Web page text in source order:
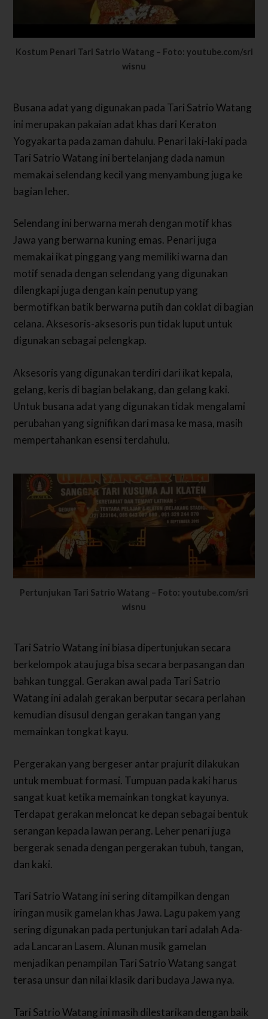
Kostum Penari Tari Satrio Watang – Foto: youtube.com/sri
wisnu
Busana adat yang digunakan pada Tari Satrio Watang
ini merupakan pakaian adat khas dari Keraton
Yogyakarta pada zaman dahulu. Penari laki-laki pada
Tari Satrio Watang ini bertelanjang dada namun
memakai selendang kecil yang menyambung juga ke
bagian leher.
Selendang ini berwarna merah dengan motif khas
Jawa yang berwarna kuning emas. Penari juga
memakai ikat pinggang yang memiliki warna dan
motif senada dengan selendang yang digunakan
dilengkapi juga dengan kain penutup yang
bermotifkan batik berwarna putih dan coklat di bagian
celana. Aksesoris-aksesoris pun tidak luput untuk
digunakan sebagai pelengkap.
Aksesoris yang digunakan terdiri dari ikat kepala,
gelang, keris di bagian belakang, dan gelang kaki.
Untuk busana adat yang digunakan tidak mengalami
perubahan yang signifikan dari masa ke masa, masih
mempertahankan esensi terdahulu.
Pertunjukan Tari Satrio Watang – Foto: youtube.com/sri
wisnu
Tari Satrio Watang ini biasa dipertunjukan secara
berkelompok atau juga bisa secara berpasangan dan
bahkan tunggal. Gerakan awal pada Tari Satrio
Watang ini adalah gerakan berputar secara perlahan
kemudian disusul dengan gerakan tangan yang
memainkan tongkat kayu.
Pergerakan yang bergeser antar prajurit dilakukan
untuk membuat formasi. Tumpuan pada kaki harus
sangat kuat ketika memainkan tongkat kayunya.
Terdapat gerakan meloncat ke depan sebagai bentuk
serangan kepada lawan perang. Leher penari juga
bergerak senada dengan pergerakan tubuh, tangan,
dan kaki.
Tari Satrio Watang ini sering ditampilkan dengan
iringan musik gamelan khas Jawa. Lagu pakem yang
sering digunakan pada pertunjukan tari adalah Ada-
ada Lancaran Lasem. Alunan musik gamelan
menjadikan penampilan Tari Satrio Watang sangat
terasa unsur dan nilai klasik dari budaya Jawa nya.
Tari Satrio Watang ini masih dilestarikan dengan baik